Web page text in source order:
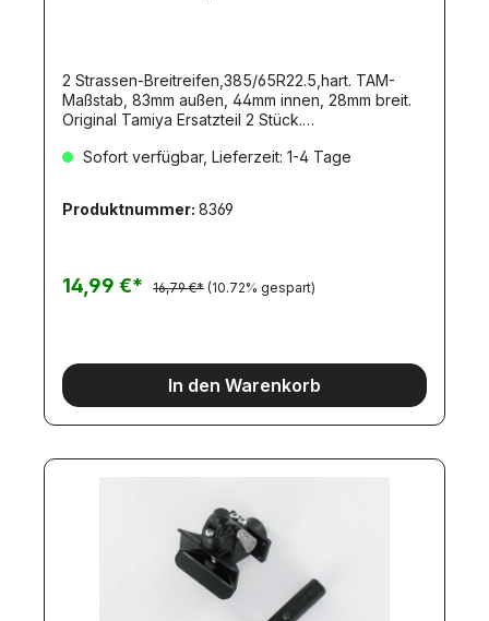
2 Strassen-Breitreifen,385/65R22.5,hart. TAM-
Maßstab, 83mm außen, 44mm innen, 28mm breit.
Original Tamiya Ersatzteil 2 Stück.
folgenden Tamiya Modellen:-Kühlauflieger-
Gigaspace Passende Felgen: Artikel 2498, 2666,
4441, 3566, 5612, 4542, 4548,4543, 7139, 4545,
Sofort verfügbar, Lieferzeit: 1-4 Tage
Produktnummer: 8369
14,99 €* 16,79 €* (10.72% gespart)
In den Warenkorb